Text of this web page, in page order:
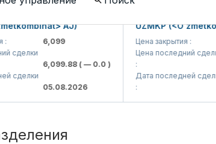
AJ)
6,099
сделки
6,099.88( — 0.0 )
сделки
05.08.2026
UZMKP
Цена закрытия :
Цена последний сделки
Дата последней сделки